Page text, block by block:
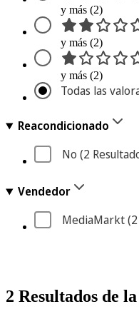
y más (2)
y más (2)
y más (2)
Todas las
Reacondicionado
No (2
Vendedor
MediaMarkt (2
2 Resultados de